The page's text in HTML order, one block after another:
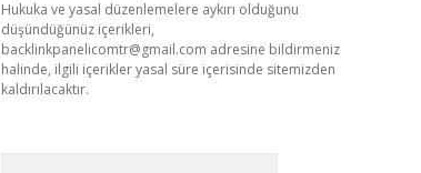
Hukuka ve yasal düzenlemelere aykırı olduğunu
düşündüğünüz içerikleri,
backlinkpanelicomtr@gmail.com adresine bildirmeniz
halinde, ilgili içerikler yasal süre içerisinde sitemizden
kaldırılacaktır.